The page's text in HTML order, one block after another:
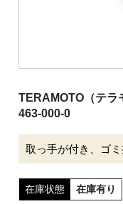
厨房消耗品
バケツ
介護用品
ピーピースル
TERAMOTO（テラ
463-000-0
取っ手が付き、ゴ
在庫状態 在庫有り